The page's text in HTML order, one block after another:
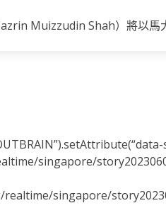
Muizzudin Shah）將以馬
singapore/
realtime/singapore/